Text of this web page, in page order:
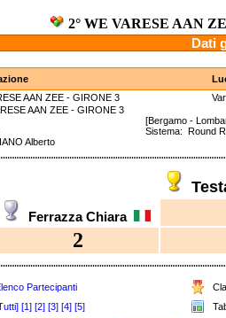
2° WE VARESE AAN
Dati
AAN ZEE - GIRONE 3
AAN ZEE - GIRONE 3
[Bergamo -
Sistema: Round
Alberto
Ferrazza Chiara
2
Partecipanti
[1] [2] [3] [4] [5]